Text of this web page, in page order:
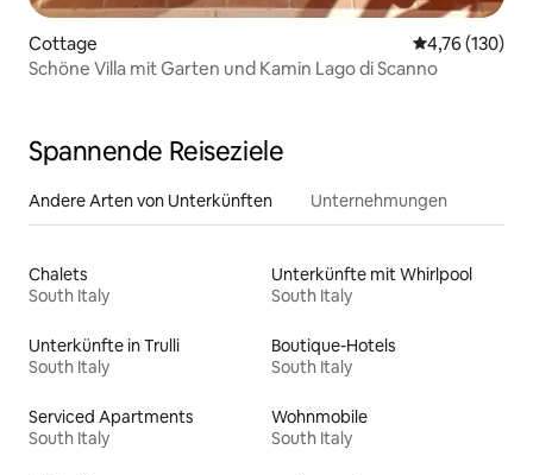
Cottage
4,76 (130)
Schöne Villa mit Garten und Kamin Lago di Scanno
Spannende Reiseziele
Andere Arten von Unterkünften Unternehmungen
Chalets
South Italy
Unterkünfte mit Whirlpool
South Italy
Unterkünfte in Trulli
South Italy
Boutique-Hotels
South Italy
Serviced Apartments
South Italy
Wohnmobile
South Italy